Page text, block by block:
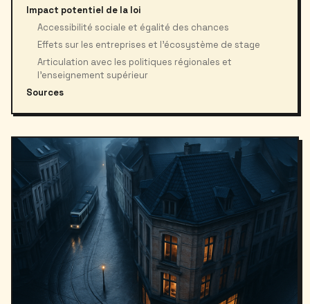
Impact potentiel de la loi
Accessibilité sociale et égalité des chances
Effets sur les entreprises et l’écosystème de stage
Articulation avec les politiques régionales et
l’enseignement supérieur
Sources